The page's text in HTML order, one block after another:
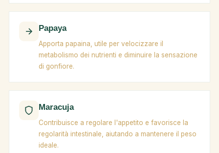
Papaya
Apporta papaina, utile per velocizzare il
metabolismo dei nutrienti e diminuire la sensazione
di gonfiore.
Maracuja
Contribuisce a regolare l'appetito e favorisce la
regolarità intestinale, aiutando a mantenere il peso
ideale.